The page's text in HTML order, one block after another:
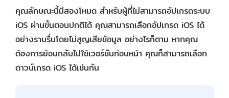
คุณลักษณะนี้มีสองโหมด สำหรับผู้ที่ไม่สามารถอัปเกรดระบบ
iOS ผ่านขั้นตอนปกติได้ คุณสามารถเลือกอัปเกรด iOS ได้
อย่างราบรื่นโดยไม่สูญเสียข้อมูล อย่างไรก็ตาม หากคุณ
ต้องการย้อนกลับไปใช้เวอร์ชันก่อนหน้า คุณก็สามารถเลือก
ดาวน์เกรด iOS ได้เช่นกัน